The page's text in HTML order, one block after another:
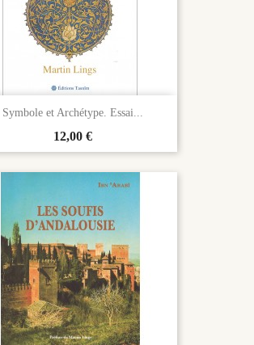
Symbole et Archétype. Essai...
Prix
12,00 €